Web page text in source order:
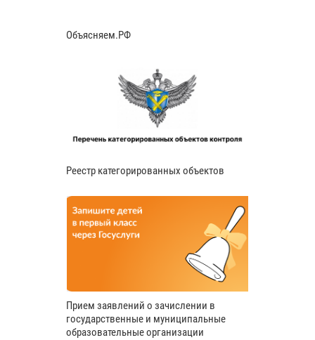
Объясняем.РФ
Реестр категорированных объектов
Прием заявлений о зачислении в
государственные и муниципальные
образовательные организации